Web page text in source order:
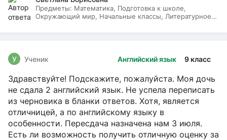
Предметы: Математика, Подготовка к школе,
Окружающий мир, Начальные классы, Литературное
Английский язык 9 класс
У Ученик
Здравствуйте! Подскажите, пожалуйста. Моя дочь
не сдала 2 английский язык. Не успела переписать
из черновика в бланки ответов. Хотя, является
отличницей, а по английскому языку в
особенности. Пересдача назначена нам 3 июля.
Есть ли возможность получить отличную оценку за